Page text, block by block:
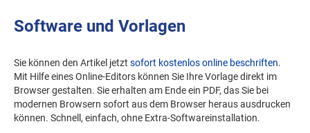
Software und Vorlagen
Sie können den Artikel jetzt sofort kostenlos online beschriften.
Mit Hilfe eines Online-Editors können Sie Ihre Vorlage direkt im
Browser gestalten. Sie erhalten am Ende ein PDF, das Sie bei
modernen Browsern sofort aus dem Browser heraus ausdrucken
können. Schnell, einfach, ohne Extra-Softwareinstallation.